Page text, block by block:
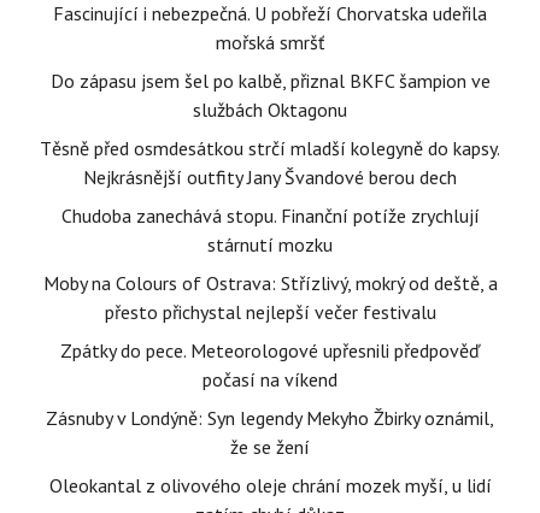
Fascinující i nebezpečná. U pobřeží Chorvatska udeřila
mořská smršť
Do zápasu jsem šel po kalbě, přiznal BKFC šampion ve
službách Oktagonu
Těsně před osmdesátkou strčí mladší kolegyně do kapsy.
Nejkrásnější outfity Jany Švandové berou dech
Chudoba zanechává stopu. Finanční potíže zrychlují
stárnutí mozku
Moby na Colours of Ostrava: Střízlivý, mokrý od deště, a
přesto přichystal nejlepší večer festivalu
Zpátky do pece. Meteorologové upřesnili předpověď
počasí na víkend
Zásnuby v Londýně: Syn legendy Mekyho Žbirky oznámil,
že se žení
Oleokantal z olivového oleje chrání mozek myší, u lidí